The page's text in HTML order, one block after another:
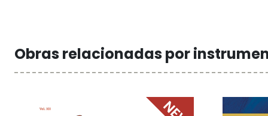
Obras relacionadas por